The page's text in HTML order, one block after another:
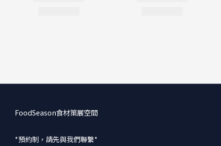
FoodSeason食材策展空間
*預約制，請先與我們聯繫*